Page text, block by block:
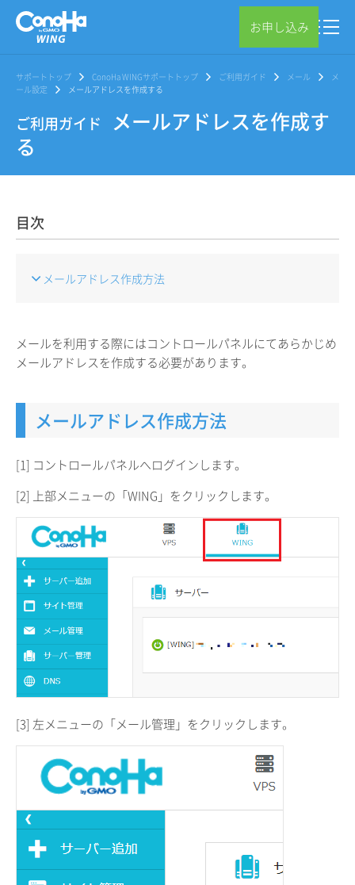
お申し込み
サポートトップ ConoHa WINGサポートトップ ご利用ガイド メール
メ
ール設定
メールアドレスを作成する
ご利用ガイド
メールアドレスを作成す
る
目次
メールアドレス作成方法
メールを利用する際にはコントロールパネルにてあらかじめ
メールアドレスを作成する必要があります。
メールアドレス作成方法
[1] コントロールパネルへログインします。
[2] 上部メニューの「WING」をクリックします。
[3] 左メニューの「メール管理」をクリックします。